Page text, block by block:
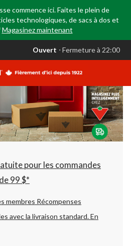
commence ici. Faites le plein de
technologiques, de sacs à dos et
Magasinez maintenant
votre
est
AB,
Ouvert,
Fermeture
à
22:00
changer
Ouvert ⋅ Fermeture à 22:00
pour les commandes
99 $*
membres Récompenses
avec la livraison standard.En